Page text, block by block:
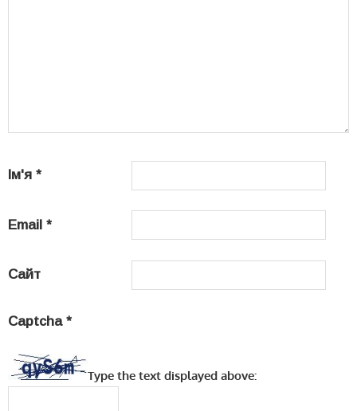
Ім'я *
Email *
Сайт
Captcha *
Type the text displayed above: